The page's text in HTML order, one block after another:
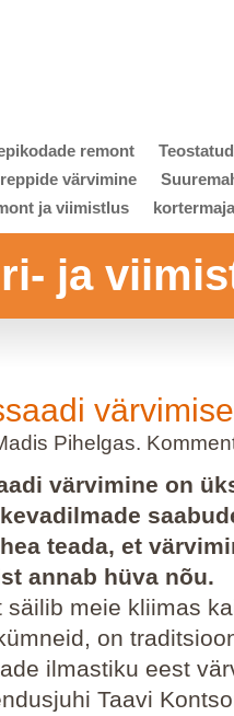
remont
värvimine
ja viimistlus
ja
Pihelgas.
värvimine on
teada, et
annab hüva nõu.
säilib meie kliimas
on
ilmastiku eest
Taavi